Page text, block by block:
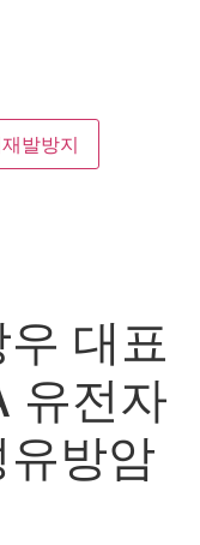
발방지
대표
유전자
방암